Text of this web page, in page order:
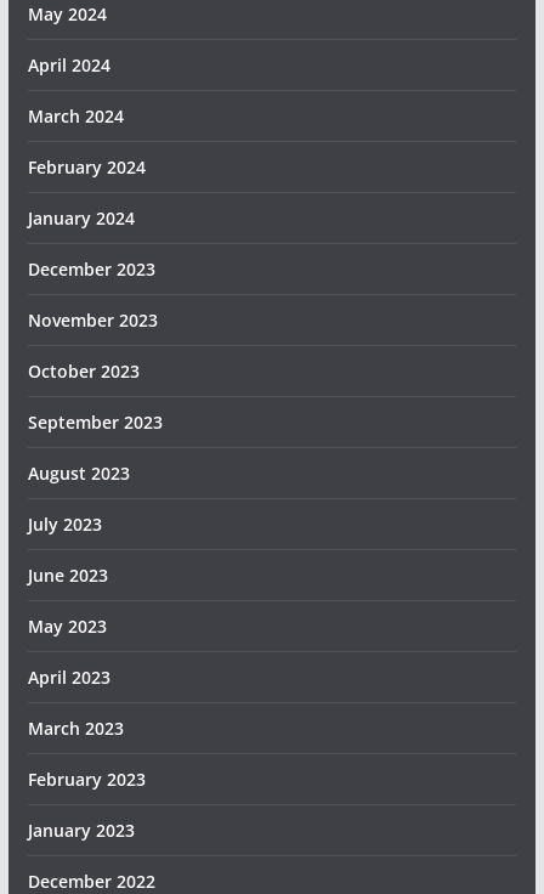
May 2024
April 2024
March 2024
February 2024
January 2024
December 2023
November 2023
October 2023
September 2023
August 2023
July 2023
June 2023
May 2023
April 2023
March 2023
February 2023
January 2023
December 2022